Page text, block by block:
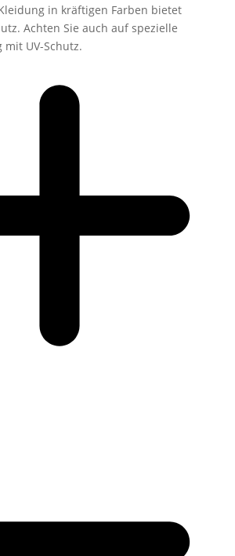
in kräftigen Farben bietet
Achten Sie auch auf spezielle
UV-Schutz.